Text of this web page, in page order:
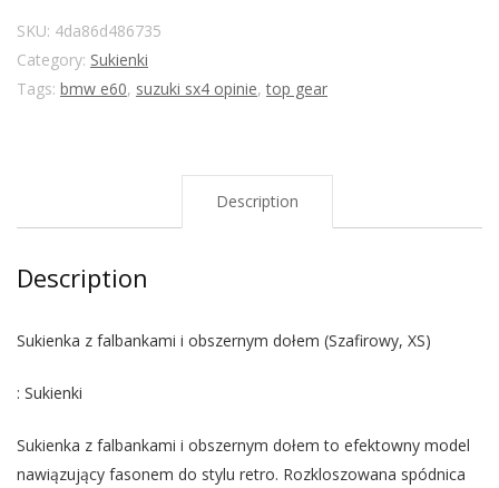
SKU: 4da86d486735
Category: Sukienki
Tags: bmw e60, suzuki sx4 opinie,top gear
Description
Description
Sukienka z falbankami i obszernym dołem (Szafirowy, XS)
: Sukienki
Sukienka z falbankami i obszernym dołem to efektowny model
nawiązujący fasonem do stylu retro. Rozkloszowana spódnica